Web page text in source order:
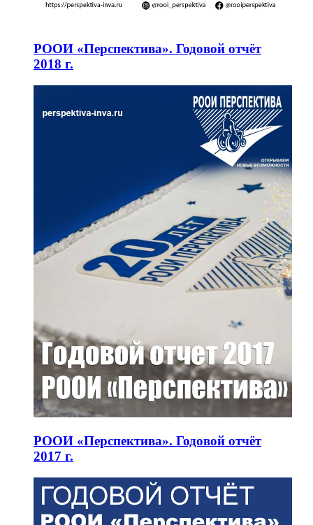
РООИ «Перспектива». Годовой отчёт
2018 г.
РООИ «Перспектива». Годовой отчёт
2017 г.